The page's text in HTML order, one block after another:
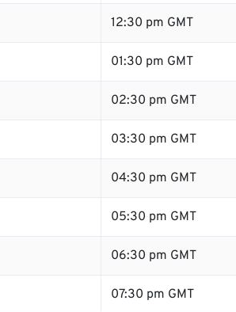
12:30 pm GMT
01:30 pm GMT
02:30 pm GMT
03:30 pm GMT
04:30 pm GMT
05:30 pm GMT
06:30 pm GMT
07:30 pm GMT